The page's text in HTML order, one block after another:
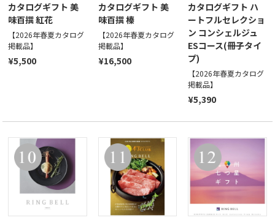
カタログギフト 美
味百撰 紅花
【2026年春夏カタログ
掲載品】
¥5,500
カタログギフト 美
味百撰 榛
【2026年春夏カタログ
掲載品】
¥16,500
カタログギフト ハ
ートフルセレクショ
ン コンシェルジュ
ESコース(冊子タイ
プ)
【2026年春夏カタログ
掲載品】
¥5,390